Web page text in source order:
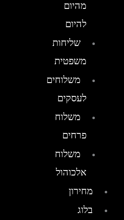
מהיום
להיום
שליחות
משפטית
משלוחים
לעסקים
משלוח
פרחים
משלוח
אלכוהול
מחירון
בלוג